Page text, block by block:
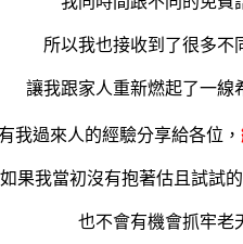
所以我也接收到了很多不
讓我跟家人重新燃起了一線
我過來人的經驗分享給各位，
如果我當初沒有抱著估且試試
也不會有機會抓牢老